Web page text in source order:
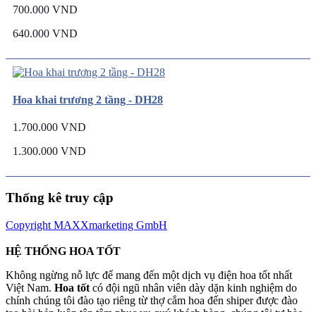
700.000 VND
640.000 VND
Hoa khai trương 2 tầng - DH28
1.700.000 VND
1.300.000 VND
Thống kê truy cập
Copyright MAXXmarketing GmbH
HỆ THỐNG HOA TỐT
Không ngừng nỗ lực để mang đến một dịch vụ điện hoa tốt nhất
Việt Nam. Hoa tốt có đội ngũ nhân viên dày dặn kinh nghiệm do
chính chúng tôi đào tạo riêng từ thợ cắm hoa đến shiper được đào